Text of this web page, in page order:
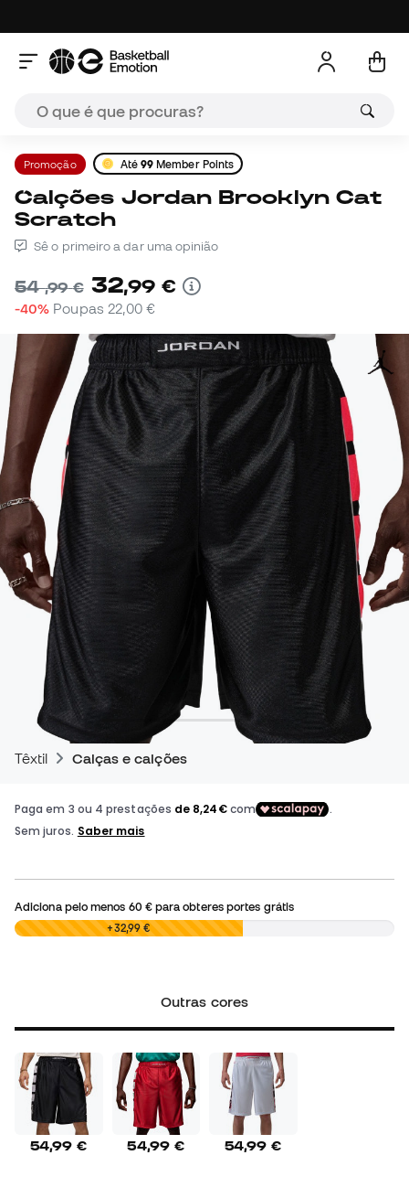
Promoção Até 99 Member Points
Calções Jordan Brooklyn Cat
Scratch
Sê o primeiro a dar uma opinião
54,99 € 32,99 €
-40% Poupas 22,00 €
Têxtil Calças e calções
Adiciona pelo menos 60 €para obteres portes grátis
0,00 € +32,99 €
Outras cores
54,99 € 54,99 € 54,99 €